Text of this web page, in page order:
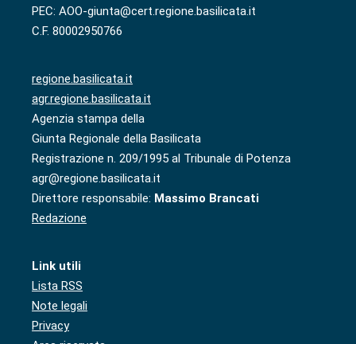
PEC: AOO-giunta@cert.regione.basilicata.it
C.F. 80002950766
regione.basilicata.it
agr.regione.basilicata.it
Agenzia stampa della
Giunta Regionale della Basilicata
Registrazione n. 209/1995 al Tribunale di Potenza
agr@regione.basilicata.it
Direttore responsabile: Massimo Brancati
Redazione
Link utili
Lista RSS
Note legali
Privacy